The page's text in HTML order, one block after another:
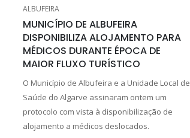
ALBUFEIRA
MUNICÍPIO DE ALBUFEIRA
DISPONIBILIZA ALOJAMENTO PARA
MÉDICOS DURANTE ÉPOCA DE
MAIOR FLUXO TURÍSTICO
O Município de Albufeira e a Unidade Local de
Saúde do Algarve assinaram ontem um
protocolo com vista à disponibilização de
alojamento a médicos deslocados.